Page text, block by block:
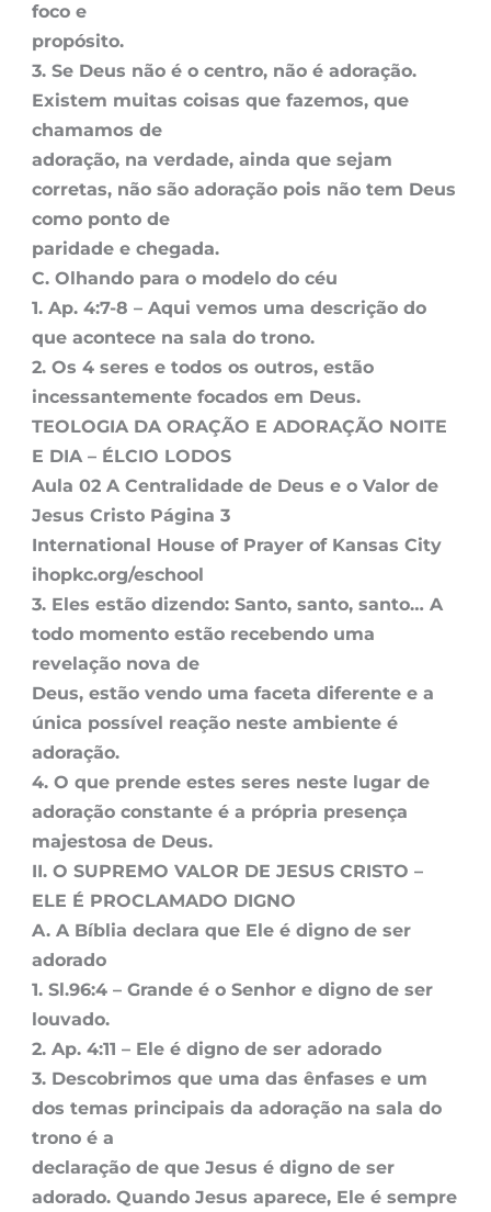
foco e
propósito.
3. Se Deus não é o centro, não é adoração.
Existem muitas coisas que fazemos, que
chamamos de
adoração, na verdade, ainda que sejam
corretas, não são adoração pois não tem Deus
como ponto de
paridade e chegada.
C. Olhando para o modelo do céu
1. Ap. 4:7-8 – Aqui vemos uma descrição do
que acontece na sala do trono.
2. Os 4 seres e todos os outros, estão
incessantemente focados em Deus.
TEOLOGIA DA ORAÇÃO E ADORAÇÃO NOITE
E DIA – ÉLCIO LODOS
Aula 02 A Centralidade de Deus e o Valor de
Jesus Cristo Página 3
International House of Prayer of Kansas City
ihopkc.org/eschool
3. Eles estão dizendo: Santo, santo, santo… A
todo momento estão recebendo uma
revelação nova de
Deus, estão vendo uma faceta diferente e a
única possível reação neste ambiente é
adoração.
4. O que prende estes seres neste lugar de
adoração constante é a própria presença
majestosa de Deus.
II. O SUPREMO VALOR DE JESUS CRISTO –
ELE É PROCLAMADO DIGNO
A. A Bíblia declara que Ele é digno de ser
adorado
1. Sl.96:4 – Grande é o Senhor e digno de ser
louvado.
2. Ap. 4:11 – Ele é digno de ser adorado
3. Descobrimos que uma das ênfases e um
dos temas principais da adoração na sala do
trono é a
declaração de que Jesus é digno de ser
adorado. Quando Jesus aparece, Ele é sempre